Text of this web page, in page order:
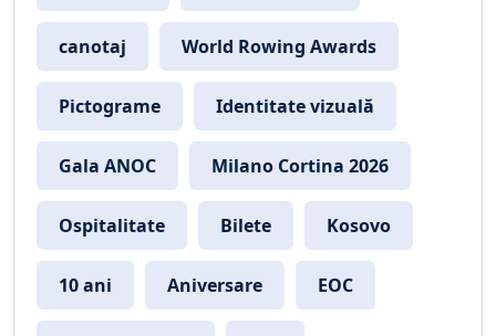
canotaj World Rowing Awards
Pictograme Identitate vizuală
Gala ANOC Milano Cortina 2026
Ospitalitate Bilete Kosovo
10 ani Aniversare EOC